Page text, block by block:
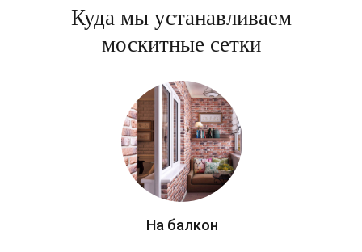
Куда мы устанавливаем
москитные сетки
На балкон